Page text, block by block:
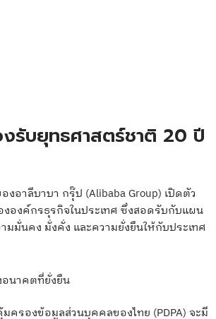
งรับยุทธศาสตร์ชาติ 20 ปี
อาลีบาบา กรุ๊ป (Alibaba Group) เปิดตัว
องค์กรธุรกิจในประเทศ ซึ่งสอดรับกับแผน
มั่นคง มั่งคั่ง และความยั่งยืนให้กับประเทศ
นาคตที่ยั่งยืน
ครองข้อมูลส่วนบุคคลของไทย (PDPA) จะมี